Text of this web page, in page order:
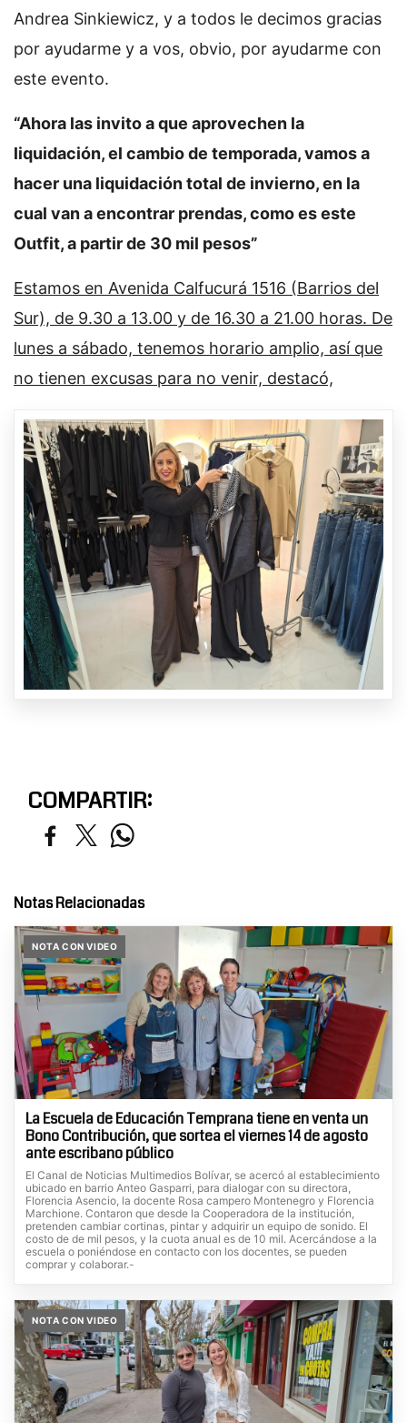
Andrea Sinkiewicz, y a todos le decimos gracias
por ayudarme y a vos, obvio, por ayudarme con
este evento.
“Ahora las invito a que aprovechen la
liquidación, el cambio de temporada, vamos a
hacer una liquidación total de invierno, en la
cual van a encontrar prendas, como es este
Outfit, a partir de 30 mil pesos”
Estamos en Avenida Calfucurá 1516 (Barrios del
Sur), de 9.30 a 13.00 y de 16.30 a 21.00 horas. De
lunes a sábado, tenemos horario amplio, así que
no tienen excusas para no venir, destacó,
COMPARTIR:
Notas Relacionadas
NOTA CON VIDEO
La Escuela de Educación Temprana tiene en venta un
Bono Contribución, que sortea el viernes 14 de agosto
ante escribano público
El Canal de Noticias Multimedios Bolívar, se acercó al establecimiento
ubicado en barrio Anteo Gasparri, para dialogar con su directora,
Florencia Asencio, la docente Rosa campero Montenegro y Florencia
Marchione. Contaron que desde la Cooperadora de la institución,
pretenden cambiar cortinas, pintar y adquirir un equipo de sonido. El
costo de de mil pesos, y la cuota anual es de 10 mil. Acercándose a la
escuela o poniéndose en contacto con los docentes, se pueden
comprar y colaborar.-
NOTA CON VIDEO